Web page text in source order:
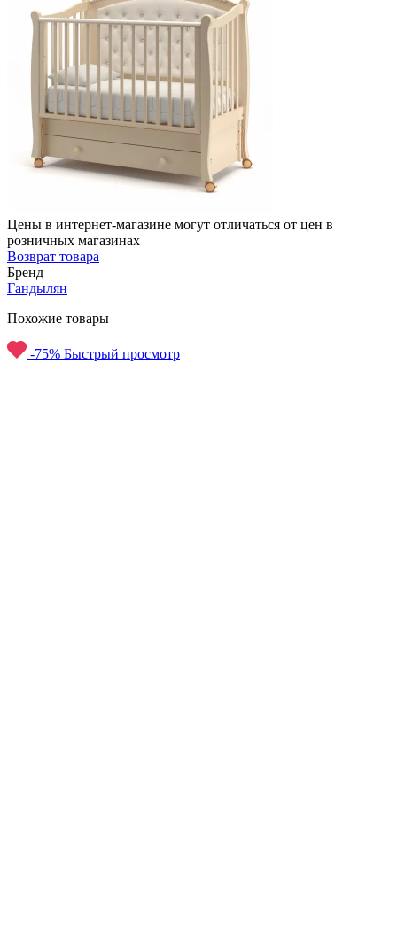
Цены в интернет-магазине могут отличаться от цен в
розничных магазинах
Возврат товара
Бренд
Гандылян
Похожие товары
-75% Быстрый просмотр